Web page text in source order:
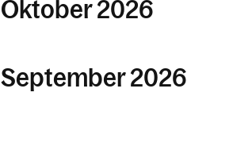
Oktober 2026
September 2026